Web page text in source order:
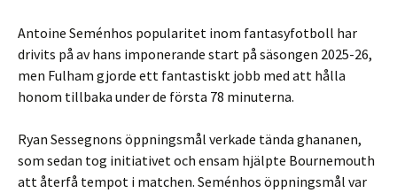
Antoine Seménhos popularitet inom fantasyfotboll har
drivits på av hans imponerande start på säsongen 2025-26,
men Fulham gjorde ett fantastiskt jobb med att hålla
honom tillbaka under de första 78 minuterna.
Ryan Sessegnons öppningsmål verkade tända ghananen,
som sedan tog initiativet och ensam hjälpte Bournemouth
att återfå tempot i matchen. Seménhos öppningsmål var